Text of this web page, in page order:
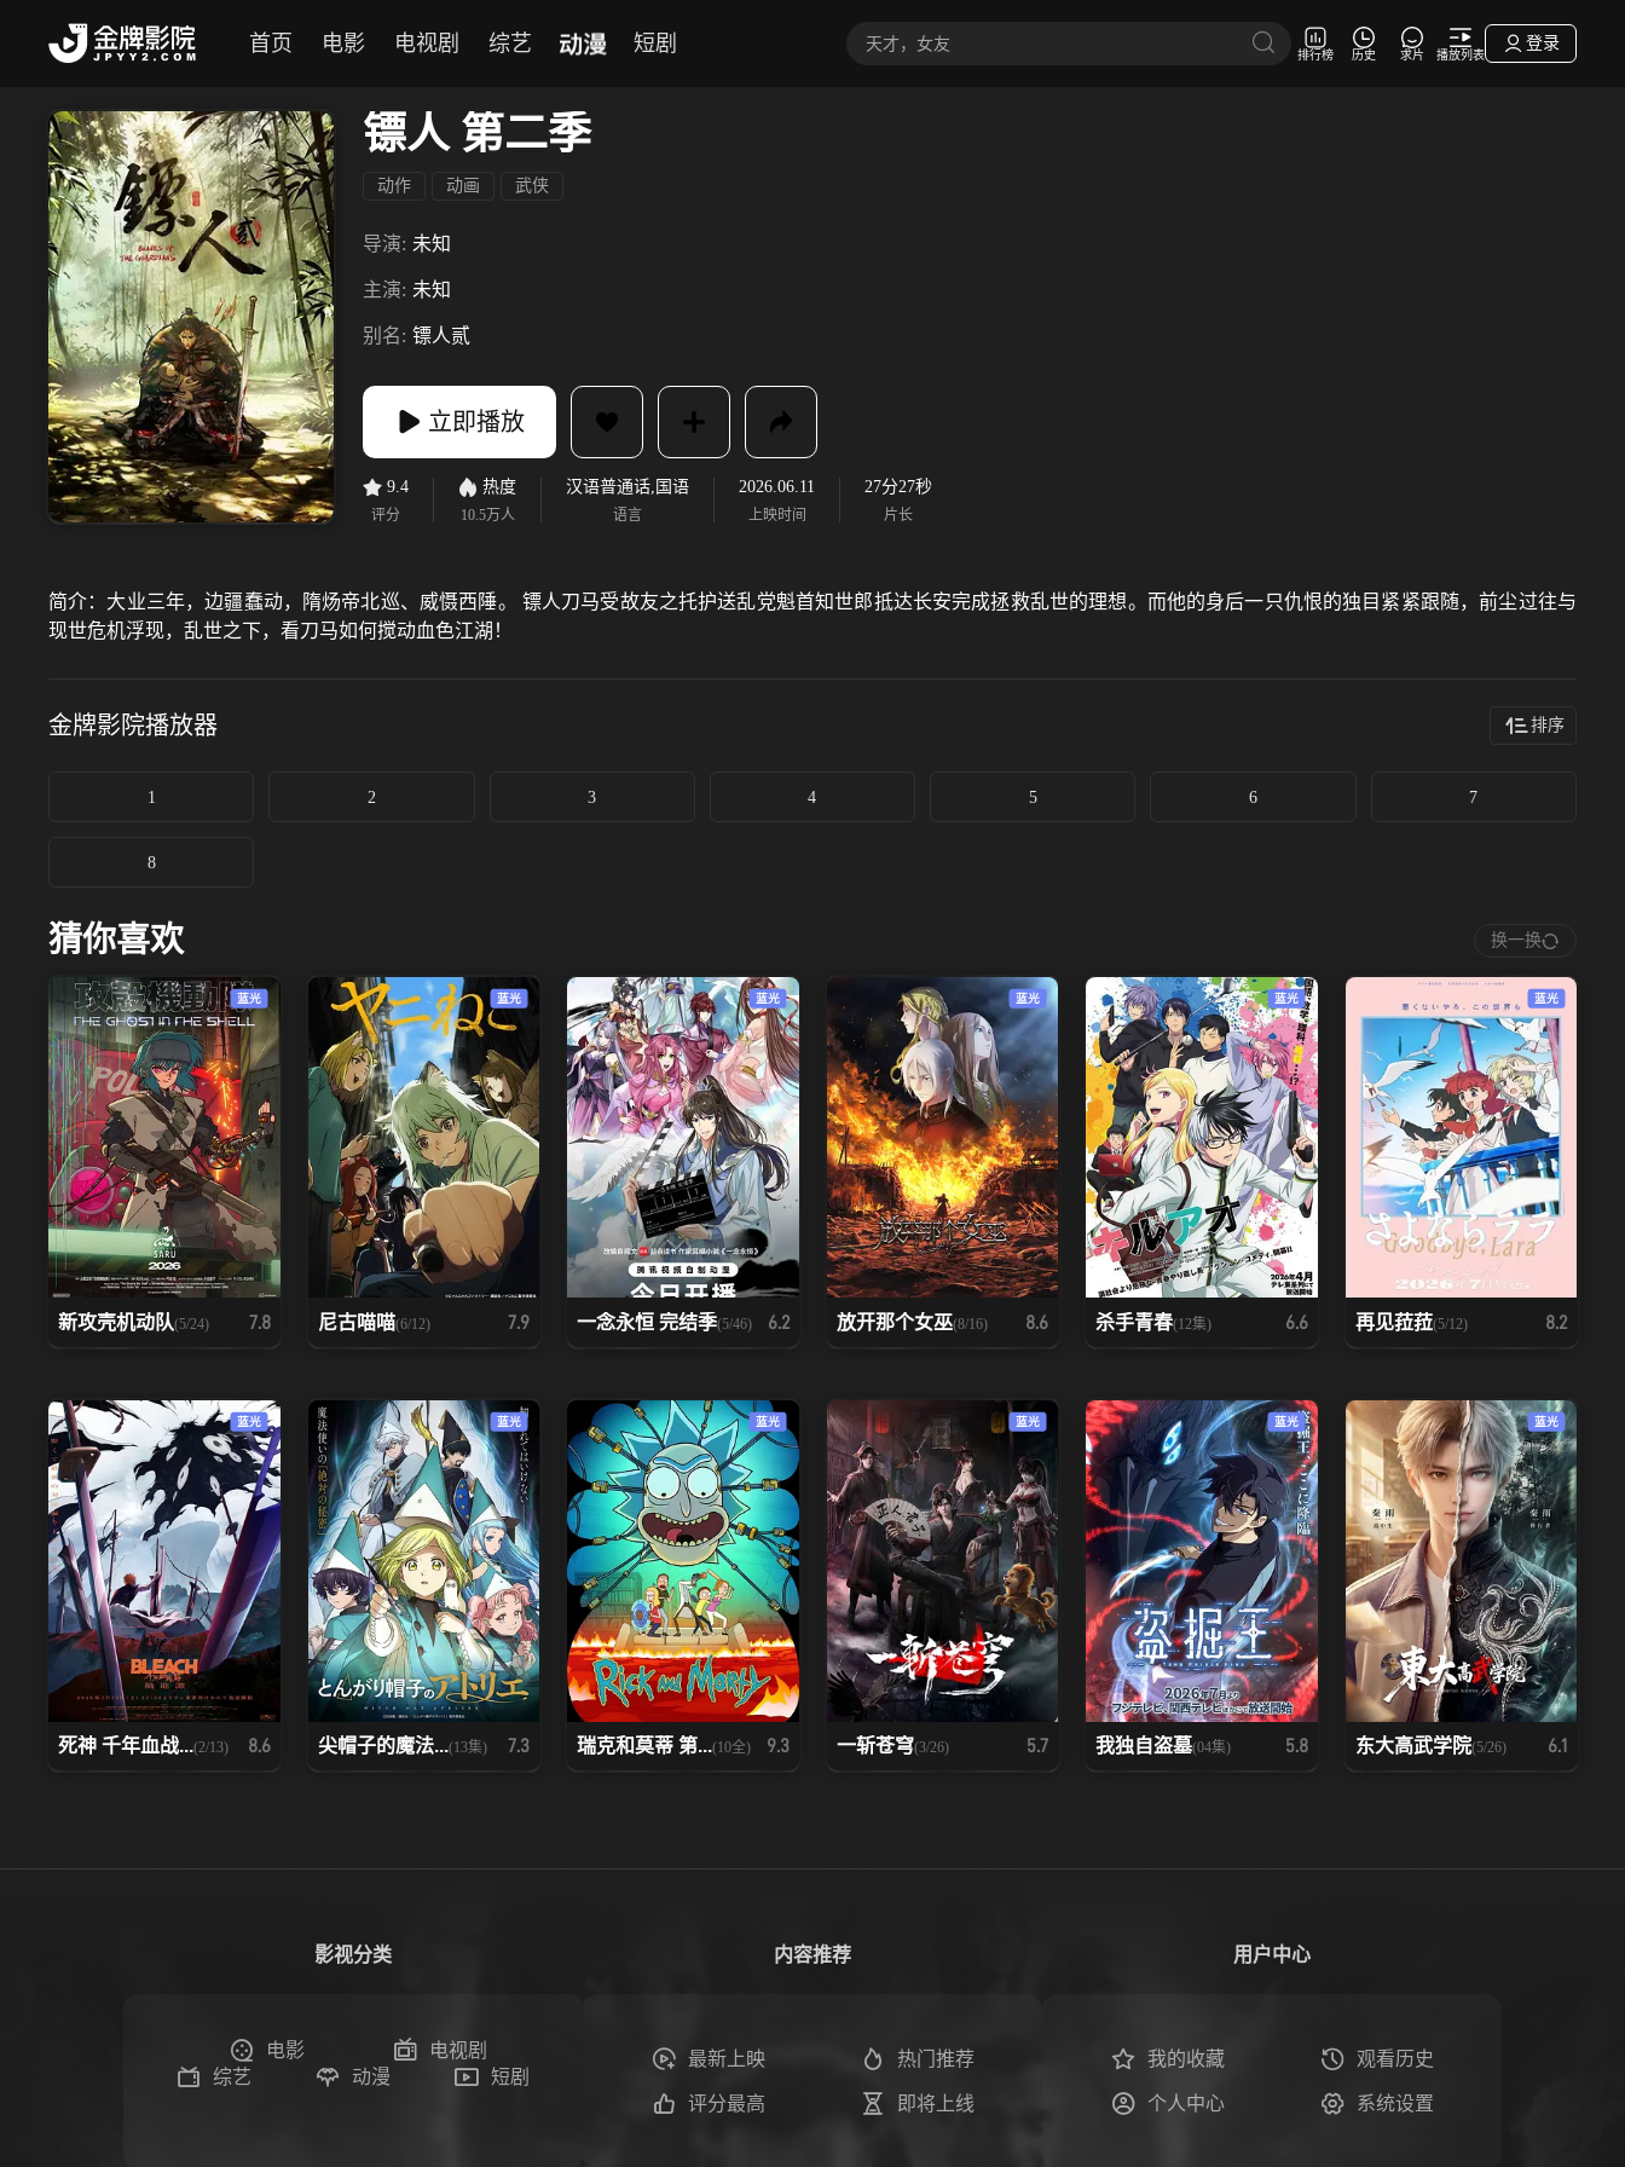
首页 电影 电视剧 综艺 动漫 短剧 排行榜 历史 求片 播放列表
登录
镖人 第二季
动作 动画 武侠
导演: 未知
主演: 未知
别名: 镖人贰
立即播放
9.4
评分
热度
10.5万人
汉语普通话,国语
语言
2026.06.11
上映时间
27分27秒
片长
简介： 大业三年，边疆蠢动，隋炀帝北巡、威慑西陲。 镖人刀马受故友之托护送乱党魁首知世郎抵达长安完成拯救乱世的理想。而他的身后一只仇恨的独目紧紧跟随，前尘过往与
现世危机浮现，乱世之下，看刀马如何搅动血色江湖！
金牌影院播放器 排序
1 2 3 4 5 6 7
8
猜你喜欢 换一换
蓝光
新攻壳机动队(5/24) 7.8
蓝光
尼古喵喵(6/12) 7.9
蓝光
一念永恒 完结季(5/46) 6.2
蓝光
放开那个女巫(8/16) 8.6
蓝光
杀手青春(12集) 6.6
蓝光
再见菈菈(5/12) 8.2
蓝光
死神 千年血战...(2/13) 8.6
蓝光
尖帽子的魔法...(13集) 7.3
蓝光
瑞克和莫蒂 第...(10全) 9.3
蓝光
一斩苍穹(3/26) 5.7
蓝光
我独自盗墓(04集) 5.8
蓝光
东大高武学院(5/26) 6.1
影视分类
电影
电视剧
综艺
动漫 短剧
内容推荐
最新上映 热门推荐
评分最高 即将上线
用户中心
我的收藏 观看历史
个人中心 系统设置